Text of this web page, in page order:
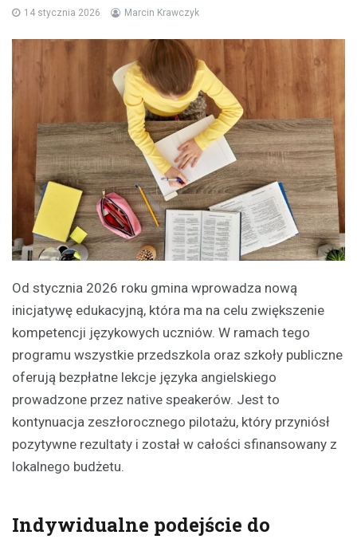
14 stycznia 2026 Marcin Krawczyk
Od stycznia 2026 roku gmina wprowadza nową
inicjatywę edukacyjną, która ma na celu zwiększenie
kompetencji językowych uczniów. W ramach tego
programu wszystkie przedszkola oraz szkoły publiczne
oferują bezpłatne lekcje języka angielskiego
prowadzone przez native speakerów. Jest to
kontynuacja zeszłorocznego pilotażu, który przyniósł
pozytywne rezultaty i został w całości sfinansowany z
lokalnego budżetu.
Indywidualne podejście do